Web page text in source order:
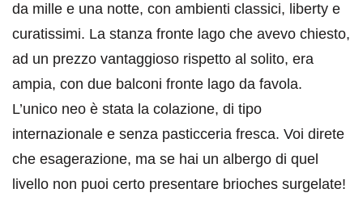
da mille e una notte, con ambienti classici, liberty e
curatissimi. La stanza fronte lago che avevo chiesto,
ad un prezzo vantaggioso rispetto al solito, era
ampia, con due balconi fronte lago da favola.
L’unico neo è stata la colazione, di tipo
internazionale e senza pasticceria fresca. Voi direte
che esagerazione, ma se hai un albergo di quel
livello non puoi certo presentare brioches surgelate!